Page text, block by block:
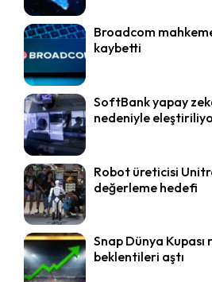
Broadcom
kaybetti
SoftBank yapay
nedeniyle
Robot üreticisi
değerleme hedefi
Snap Dünya
beklentileri aştı